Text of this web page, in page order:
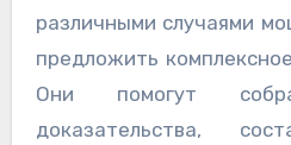
различными случаями
предложить
Они помогут
доказательства,